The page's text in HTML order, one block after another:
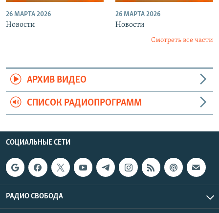
26 МАРТА 2026
Новости
26 МАРТА 2026
Новости
Смотреть все части
АРХИВ ВИДЕО
СПИСОК РАДИОПРОГРАММ
СОЦИАЛЬНЫЕ СЕТИ
РАДИО СВОБОДА